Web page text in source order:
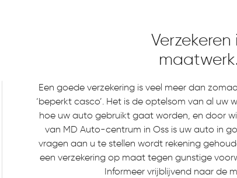
Verzekeren
Een goede verzekering is veel meer dan
‘beperkt casco’. Het is de optelsom van al uw
hoe uw auto gebruikt gaat worden, en door
van MD Auto-centrum in Oss is uw auto in
vragen aan u te stellen wordt rekening
een verzekering op maat tegen gunstige
Informeer vrijblijvend naar de